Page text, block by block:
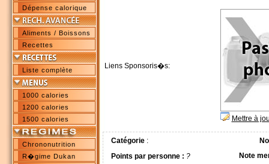
Dépense calorique
Aliments / Boissons
Recettes
Liste complète
1000 calories
1200 calories
1500 calories
Chrononutrition
R�gime Dukan
Liens Sponsoris�s:
Mettre à
Catégorie:
Points par personne : ?
Note